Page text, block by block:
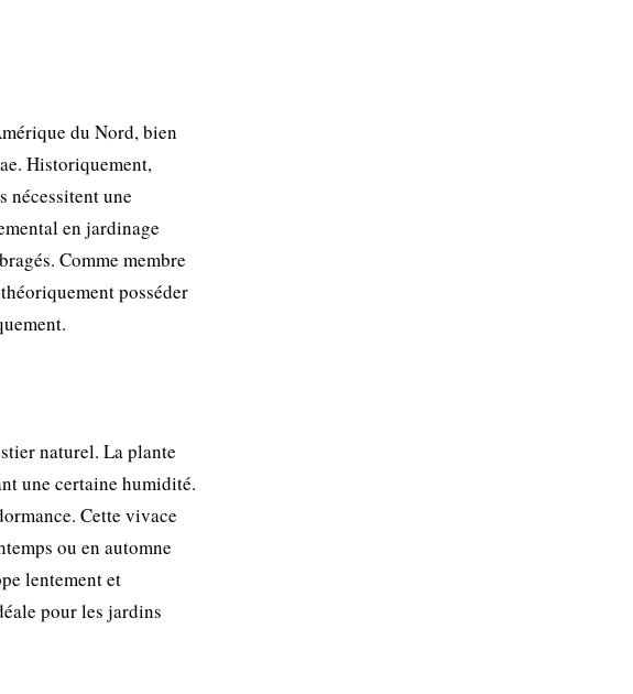
du Nord, bien
Historiquement,
nécessitent une
en jardinage
Comme membre
posséder
naturel. La plante
une certaine humidité.
Cette vivace
ou en automne
lentement et
pour les jardins